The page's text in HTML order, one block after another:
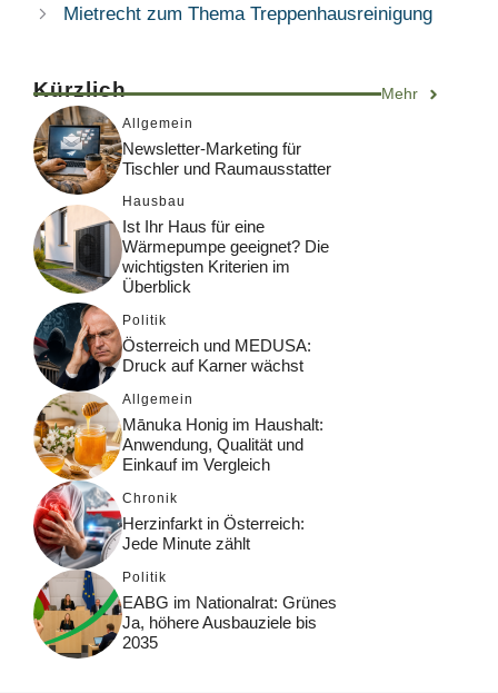
Mietrecht zum Thema Treppenhausreinigung
Kürzlich Mehr
Allgemein
Newsletter-Marketing für
Tischler und Raumausstatter
Hausbau
Ist Ihr Haus für eine
Wärmepumpe geeignet? Die
wichtigsten Kriterien im
Überblick
Politik
Österreich und MEDUSA:
Druck auf Karner wächst
Allgemein
Mānuka Honig im Haushalt:
Anwendung, Qualität und
Einkauf im Vergleich
Chronik
Herzinfarkt in Österreich:
Jede Minute zählt
Politik
EABG im Nationalrat: Grünes
Ja, höhere Ausbauziele bis
2035